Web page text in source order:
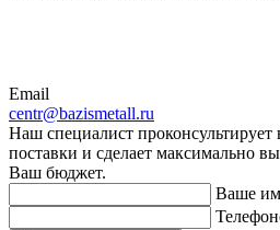
Email
centr@bazismetall.ru
Наш специалист проконсультирует
поставки и сделает максимально
Ваш бюджет.
Ваше
Телефон